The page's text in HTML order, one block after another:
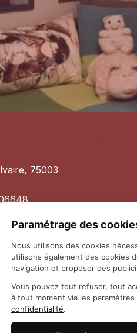
75003
Paramétrage des
Nous utilisons des cookies
utilisons également des cookies
navigation et proposer des
Vous pouvez tout refuser, tout
à tout moment via les
confidentialité.